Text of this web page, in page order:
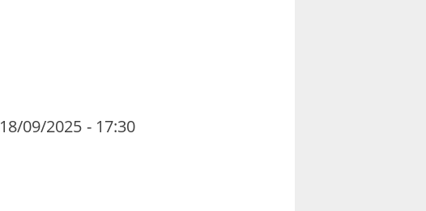
18/09/2025 - 17:30